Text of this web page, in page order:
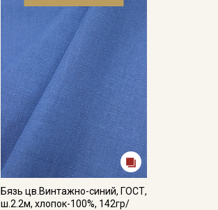
Бязь цв.Винтажно-синий, ГОСТ,
ш.2.2м, хлопок-100%, 142гр/